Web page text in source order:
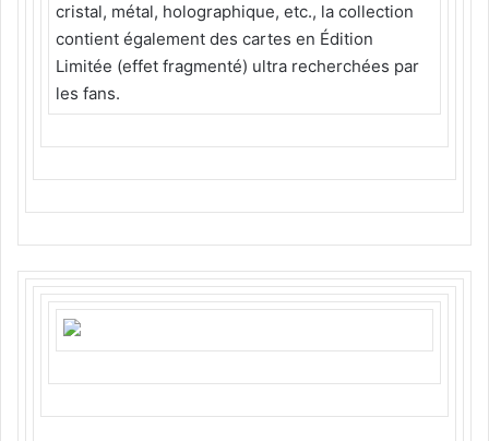
cristal, métal, holographique, etc., la collection
contient également des cartes en Édition
Limitée (effet fragmenté) ultra recherchées par
les fans.